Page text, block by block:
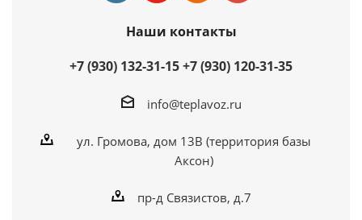
Наши контакты
+7 (930) 132-31-15+7 (930) 120-31-35
info@teplavoz.ru
ул. Громова, дом 13В (территория базы
Аксон)
пр-д Связистов, д.7